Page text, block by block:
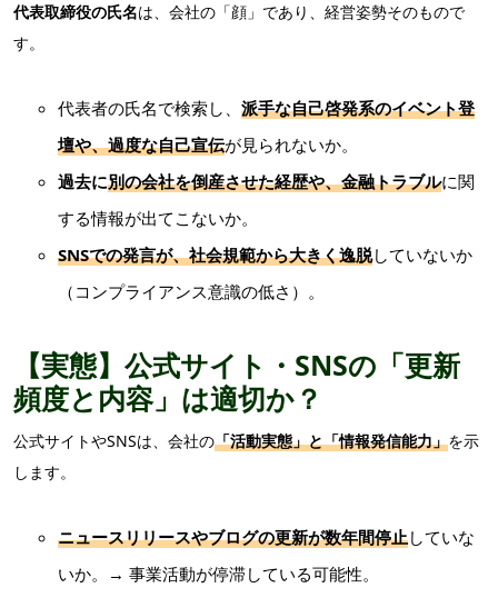
代表取締役の氏名は、会社の「顔」であり、経営姿勢そのもので
す。
代表者の氏名で検索し、 派手な自己啓発系のイベント登
壇や、過度な自己宣伝が見られないか。
過去に別の会社を倒産させた経歴や、金融トラブルに関
する情報が出てこないか。
SNSでの発言が、社会規範から大きく逸脱していないか
（コンプライアンス意識の低さ）。
【実態】公式サイト・SNSの「更新
頻度と内容」は適切か？
公式サイトやSNSは、会社の「活動実態」と「情報発信能力」を示
します。
ニュースリリースやブログの更新が数年間停止していな
いか。→ 事業活動が停滞している可能性。